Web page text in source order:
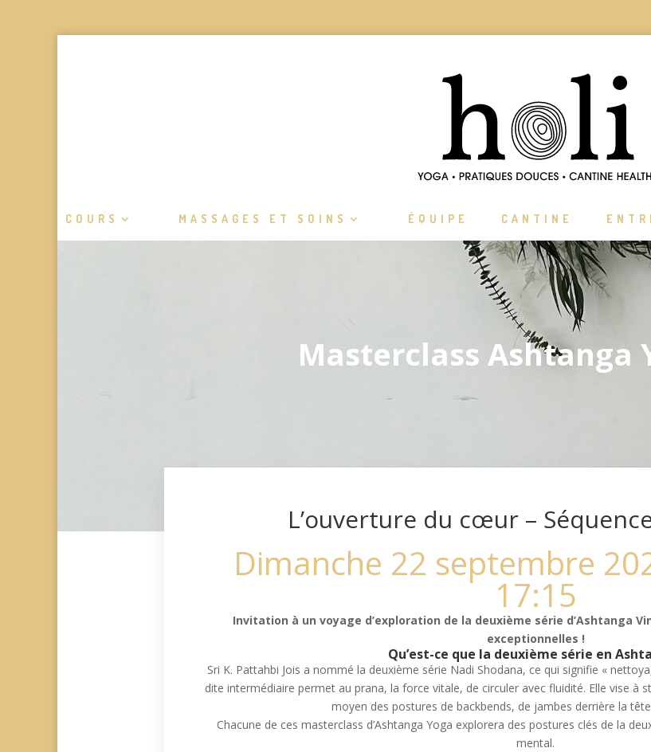
COURS MASSAGES ET SOINS ÉQUIPE CANTINE
Masterclass Ashtanga
L’ouverture du cœur –
Dimanche 22 septembre
17:15
Invitation à un voyage d’exploration de la deuxième série d’Ashtanga
exceptionnelles !
Qu’est-ce que la deuxième série en
Sri K. Pattahbi Jois a nommé la deuxième série Nadi Shodana, ce qui signifie «
dite intermédiaire permet au prana, la force vitale, de circuler avec fluidité. Elle vise à
moyen des postures de backbends, de jambes derrière la
Chacune de ces masterclass d’Ashtanga Yoga explorera des postures clés de la
mental.